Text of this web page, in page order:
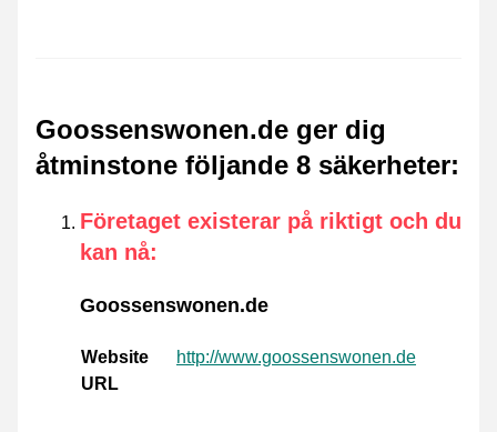
Goossenswonen.de ger dig
åtminstone följande 8 säkerheter:
Företaget existerar på riktigt och du
kan nå:
Goossenswonen.de
Website
URL
http://www.goossenswonen.de